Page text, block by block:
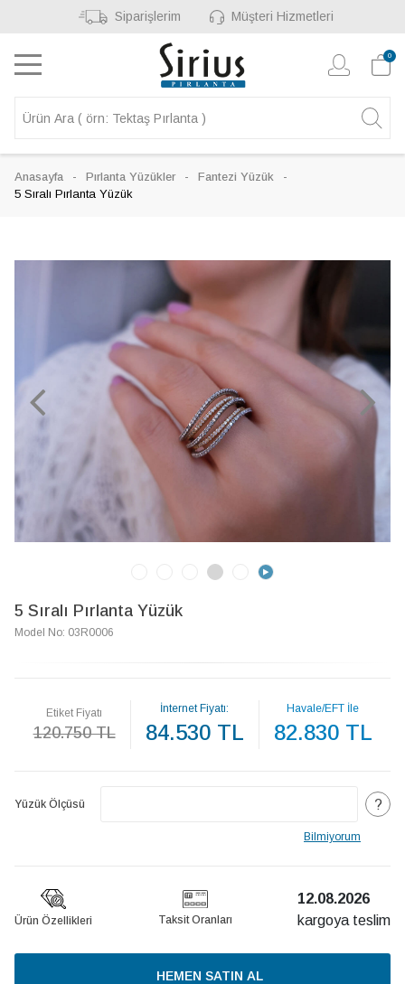
Siparişlerim Müşteri Hizmetleri
0
Anasayfa Pırlanta Yüzükler
Fantezi Yüzük
5 Sıralı Pırlanta Yüzük
5 Sıralı Pırlanta Yüzük
Model No: 03R0006
Etiket Fiyatı
120.750 TL
İnternet Fiyatı:
84.530 TL
Havale/EFT İle
82.830 TL
Yüzük Ölçüsü ?
Bilmiyorum
Ürün Özellikleri Taksit Oranları
12.08.2026
kargoya teslim
HEMEN SATIN AL